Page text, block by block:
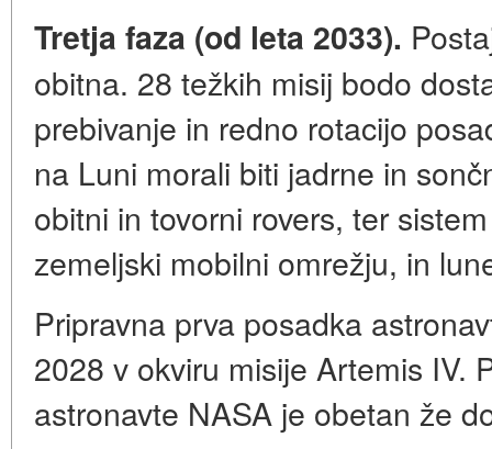
Tretja faza (od leta 2033).
obitna. 28 težkih misij bodo
prebivanje in redno rotacijo
na Luni morali biti jadrne in
obitni in tovorni rovers, ter
zemeljski mobilni omrežju, in
Pripravna prva posadka
2028 v okviru misije Artemis IV.
astronavte NASA je obetan že